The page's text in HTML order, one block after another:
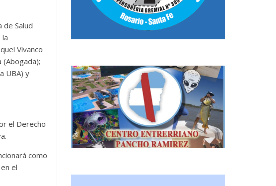
de Salud
la
Vivanco
UBA) y
el Derecho
como
el